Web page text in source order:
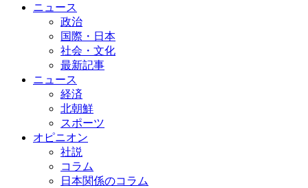
ニュース
政治
国際・日本
社会・文化
最新記事
ニュース
経済
北朝鮮
スポーツ
オピニオン
社説
コラム
日本関係のコラム